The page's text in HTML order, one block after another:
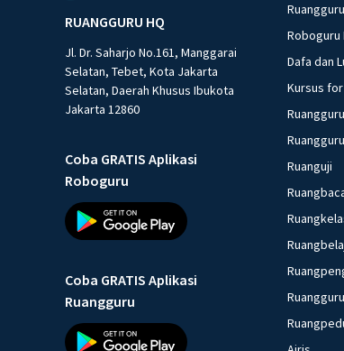
RUANGGURU HQ
Jl. Dr. Saharjo No.161, Manggarai
Selatan, Tebet, Kota Jakarta
Selatan, Daerah Khusus Ibukota
Jakarta 12860
Coba GRATIS Aplikasi
Roboguru
Coba GRATIS Aplikasi
Ruangguru
Ruangguru
Roboguru
Dafa dan
Kursus
Ruanguji